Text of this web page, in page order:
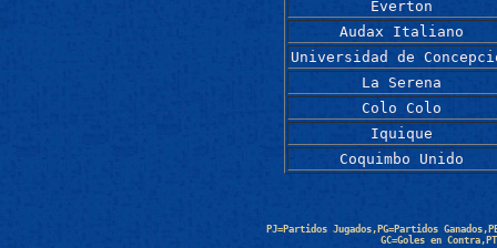
Everton
Audax Italiano
Universidad de
La Serena
Colo Colo
Iquique
Coquimbo Unido
PJ=Partidos Jugados,PG=Partidos
GC=Goles en